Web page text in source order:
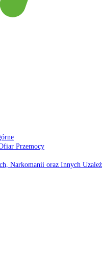
Przemocy
Narkomanii oraz Innych